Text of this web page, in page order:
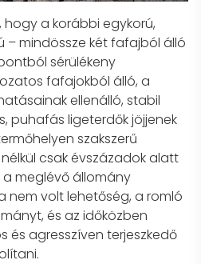
a korábbi egykorú,
– mindössze két fafajból álló
sérülékeny
fafajokból álló, a
ellenálló, stabil
puhafás ligeterdők jöjjenek
szakszerű
csak évszázadok alatt
a meglévő állomány
nem volt lehetőség, a romló
és az időközben
és agresszíven terjeszkedő